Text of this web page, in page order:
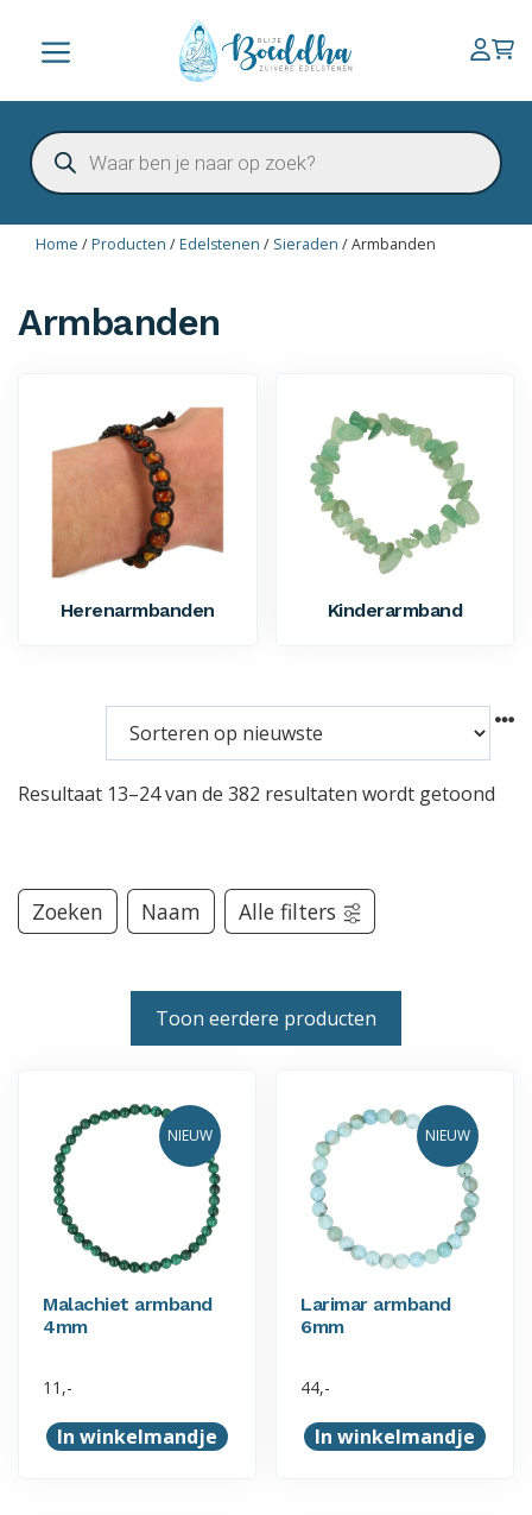
inhoud
Menu
Producten
zoeken
Home /Producten /Edelstenen / Sieraden /Armbanden
Armbanden
Herenarmbanden Kinderarmband
Resultaat 13–24 van de 382 resultaten wordt getoond
Zoeken Naam Alle filters
Toon eerdere producten
NIEUW
Malachiet armband
4mm
11,-
In winkelmandje
NIEUW
Larimar armband
6mm
44,-
In winkelmandje